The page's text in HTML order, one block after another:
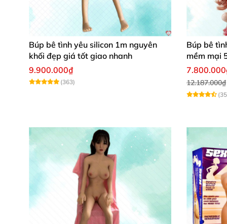
2.Video giới thiệu búp bê bán thân
3.Hình ảnh giới thiệu búp bê bán
4.Ảnh chụp sản phẩm búp bê bán
Búp bê tình yêu silicon 1m nguyên
khối đẹp giá tốt giao nhanh
9.900.000₫
(363)
Búp bê
mềm mại
12.187.000₫